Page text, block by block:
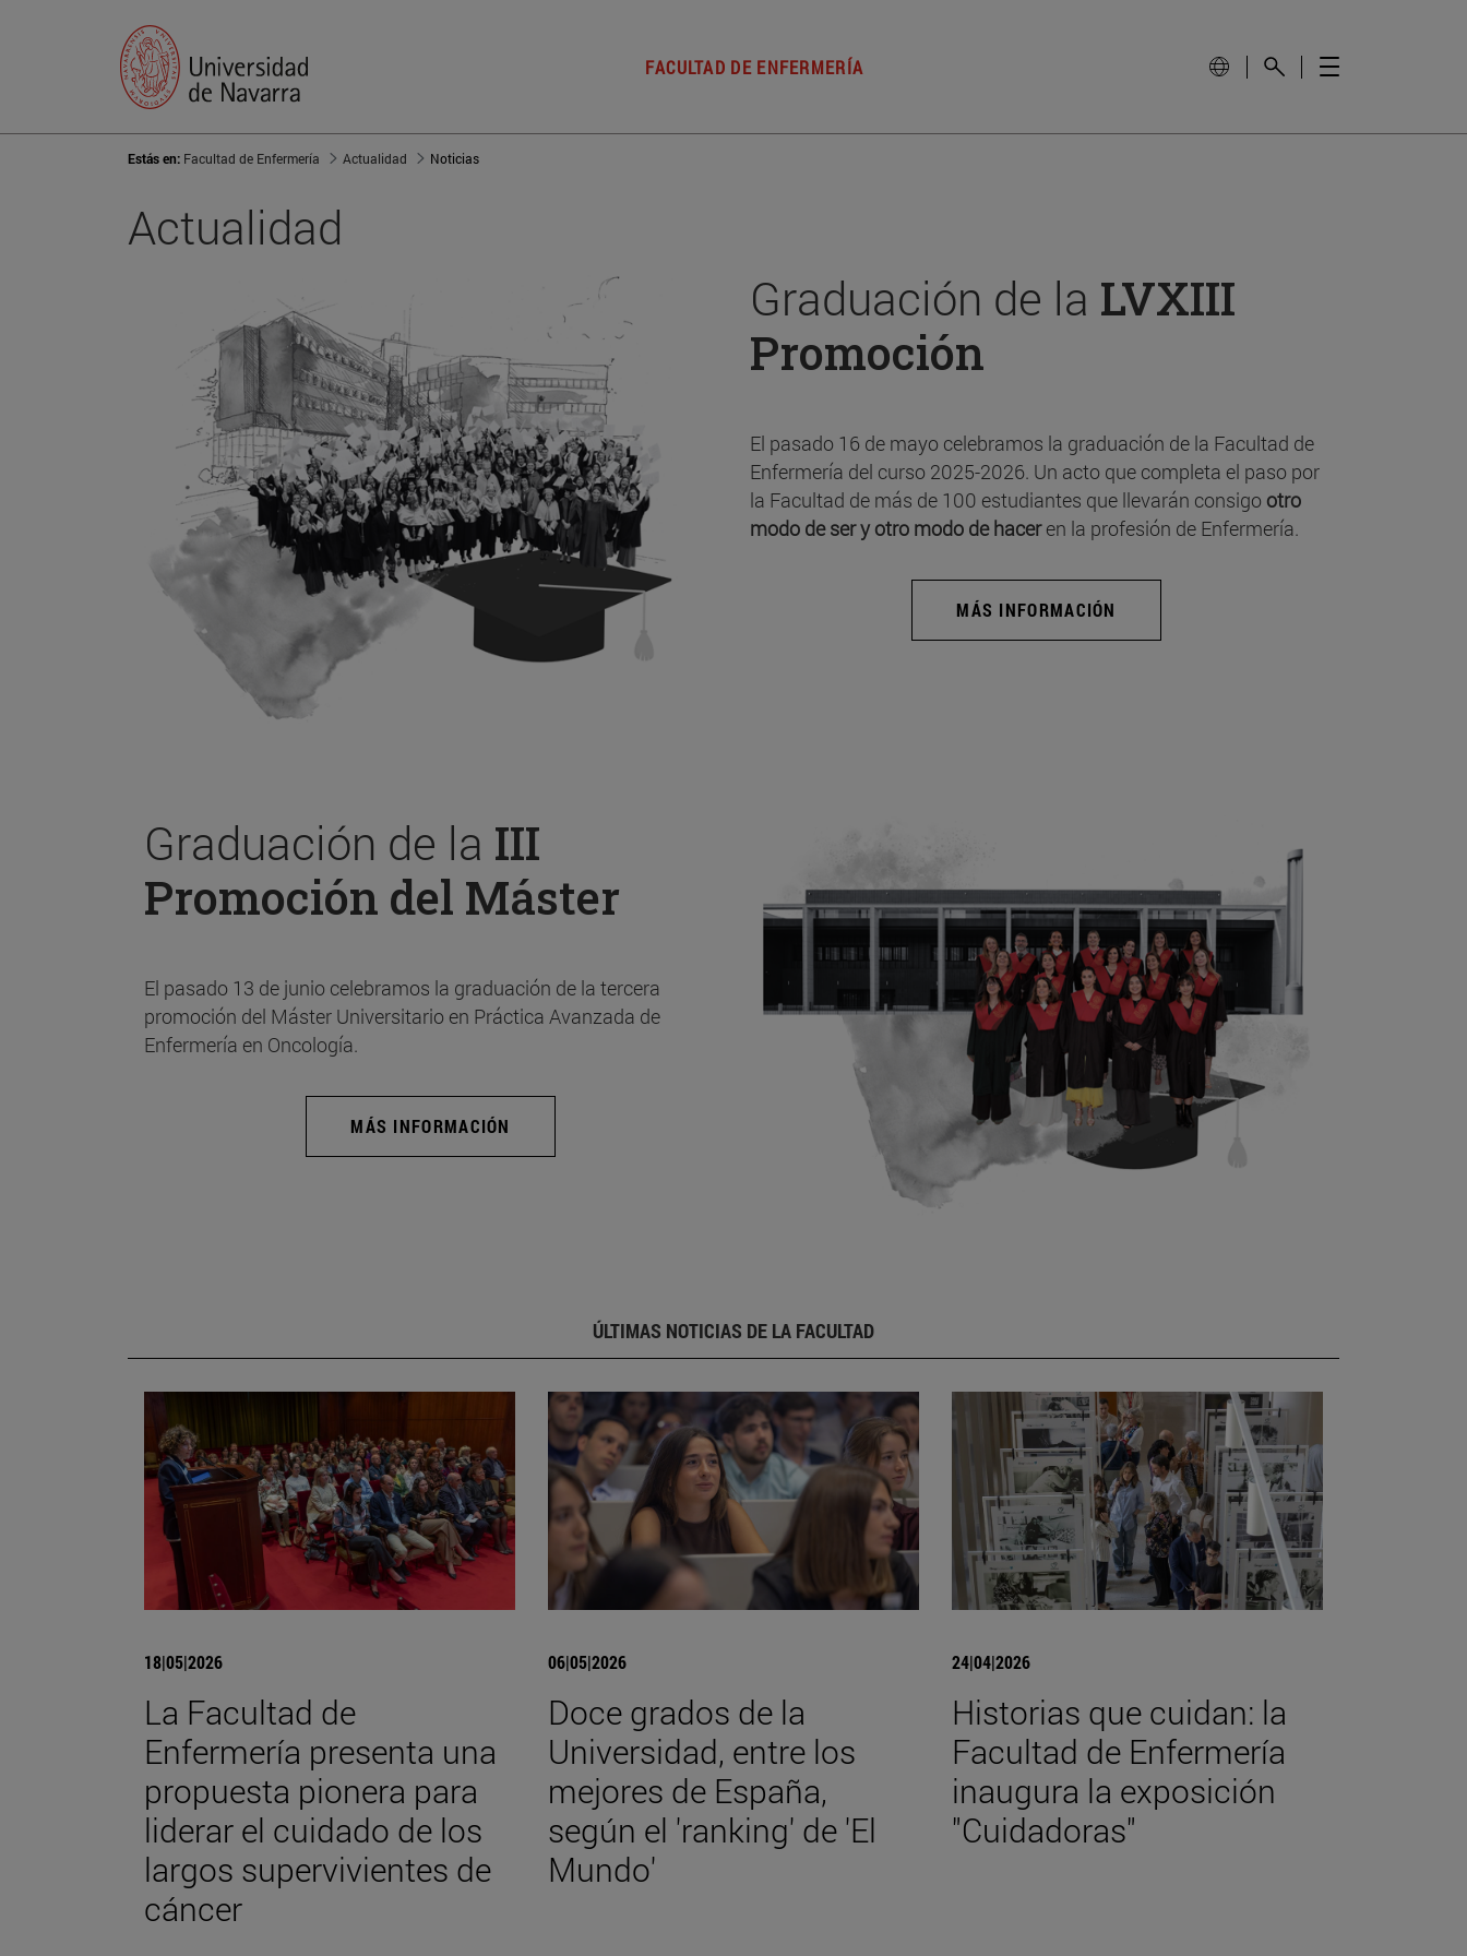
FACULTAD DE ENFERMERÍA
Estás en: Facultad de Enfermería Actualidad Noticias
Actualidad
Graduación de la LVXIII
Promoción
El pasado 16 de mayo celebramos la graduación de la Facultad de
Enfermería del curso 2025-2026. Un acto que completa el paso por
la Facultad de más de 100 estudiantes que llevarán consigo otro
modo de ser y otro modo de haceren la profesión de Enfermería.
MÁS INFORMACIÓN
Graduación de la III
Promoción del Máster
El pasado 13 de junio celebramos la graduación de la tercera
promoción del Máster Universitario en Práctica Avanzada de
Enfermería en Oncología.
MÁS INFORMACIÓN
ÚLTIMAS NOTICIAS DE LA FACULTAD
18|05|2026
La Facultad de
Enfermería presenta una
propuesta pionera para
liderar el cuidado de los
largos supervivientes de
cáncer
06|05|2026
Doce grados de la
Universidad, entre los
mejores de España,
según el 'ranking' de 'El
Mundo'
24|04|2026
Historias que cuidan: la
Facultad de Enfermería
inaugura la exposición
"Cuidadoras"